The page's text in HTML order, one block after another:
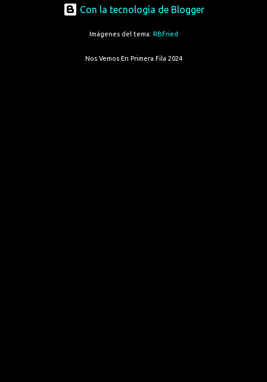
Con la tecnología de Blogger
Imágenes del tema: RBFried
Nos Vemos En Primera Fila 2024